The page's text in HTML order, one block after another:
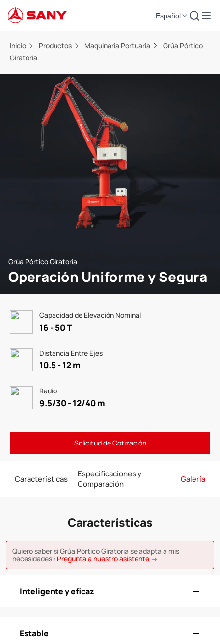
Español
Inicio Productos Maquinaria Portuaria
Grúa Pórtico
Giratoria
Grúa Pórtico Giratoria
Operación Uniforme y Segura
Capacidad de Elevación Nominal
16 - 50 T
Distancia Entre Ejes
10.5 - 12 m
Radio
9.5/30 - 12/40 m
Solicitud de Cotización
Características
Especificaciones y
Comparación
Galería
Características
Quiero saber si Grúa Pórtico Giratoria se adapta a mis
necesidades? Pregunta a nuestro asistente →
Inteligente y eficaz
Estable